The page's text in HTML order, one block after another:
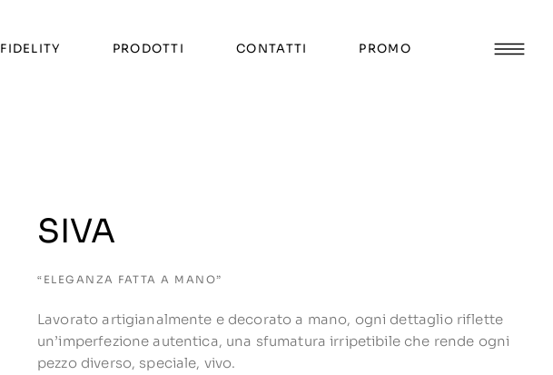
FIDELITY PRODOTTI CONTATTI PROMO
SIVA
“ELEGANZA FATTA A MANO”
Lavorato artigianalmente e decorato a mano, ogni dettaglio riflette
un’imperfezione autentica, una sfumatura irripetibile che rende ogni
pezzo diverso, speciale, vivo.